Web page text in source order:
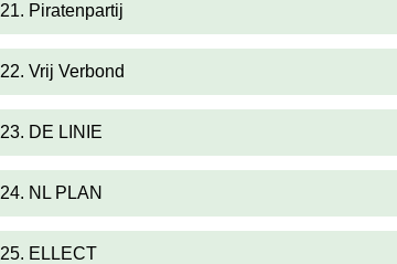
21. Piratenpartij
22. Vrij Verbond
23. DE LINIE
24. NL PLAN
25. ELLECT